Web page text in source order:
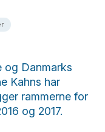
og Danmarks
Kahns har
rammerne for
og 2017.